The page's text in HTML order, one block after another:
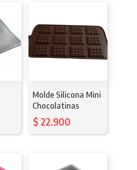
Molde Silicona Mini
Chocolatinas
$ 22.900